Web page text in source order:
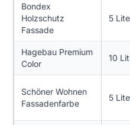
Bondex
Holzschutz
Fassade
5
Hagebau Premium
Color
10
Schöner Wohnen
Fassadenfarbe
5